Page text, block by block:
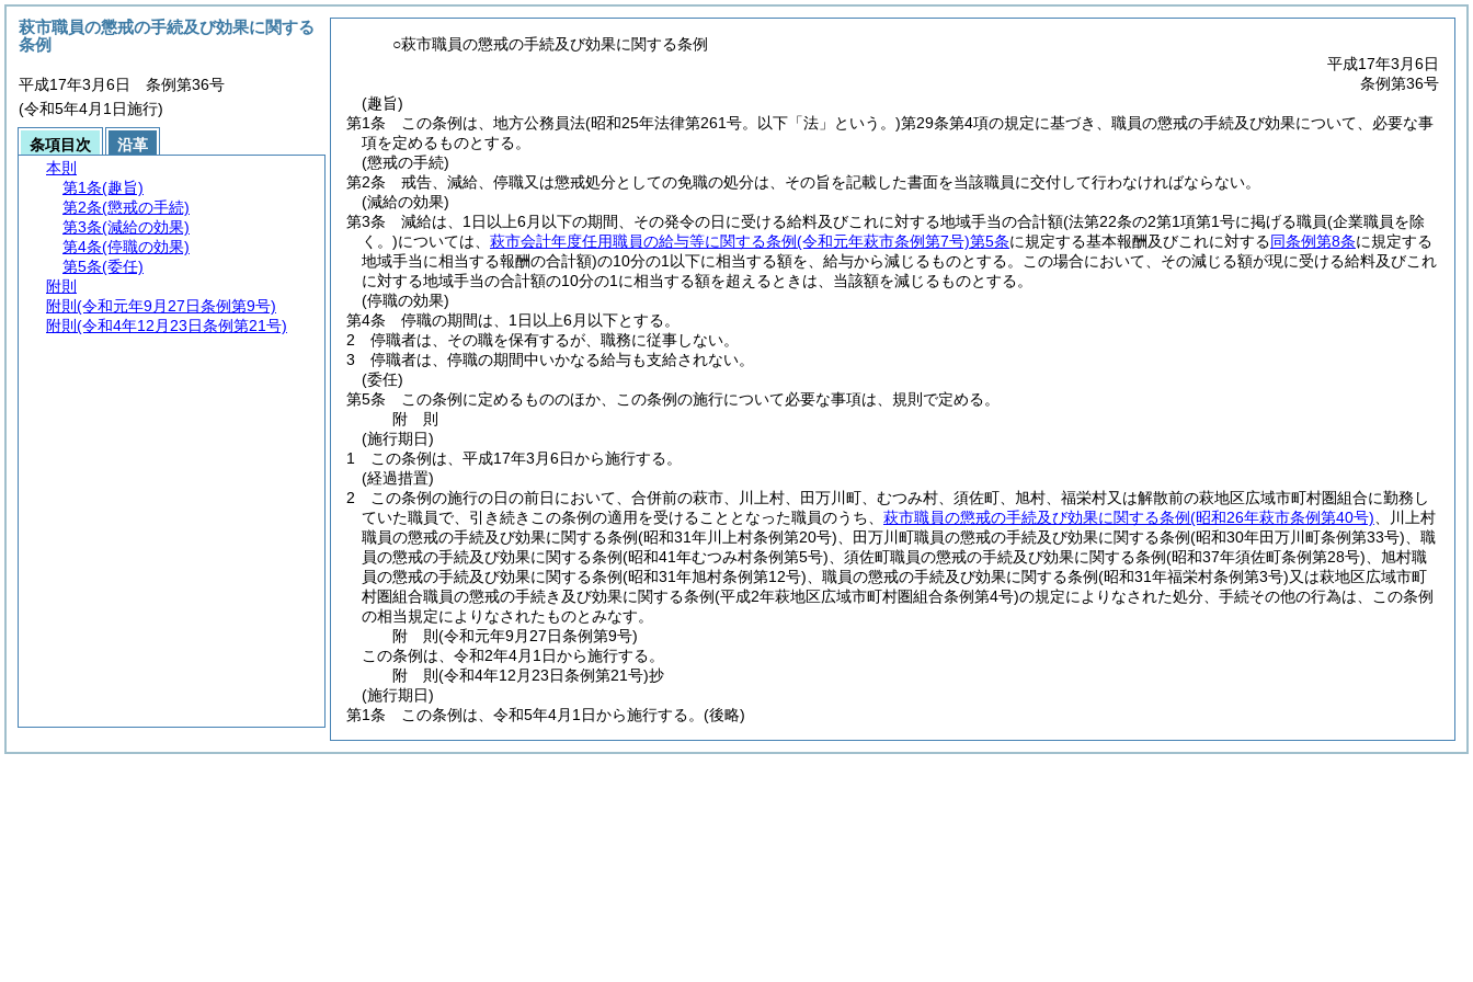
○萩市職員の懲戒の手続及び効果に関する条例
平成17年3月6日
条例第36号
(趣旨)
第1条
この条例は、地方公務員法(昭和25年法律第261号。以下「法」という。)第29条第4項の規定に基づき、職員の懲戒の手続及び効果について、必要な事
項を定めるものとする。
(懲戒の手続)
第2条
戒告、減給、停職又は懲戒処分としての免職の処分は、その旨を記載した書面を当該職員に交付して行わなければならない。
(減給の効果)
第3条
減給は、1日以上6月以下の期間、その発令の日に受ける給料及びこれに対する地域手当の合計額(法第22条の2第1項第1号に掲げる職員(企業職員を除
く。)については、 萩市会計年度任用職員の給与等に関する条例(令和元年萩市条例第7号)第5条に規定する基本報酬及びこれに対する同条例第8条に規定する
地域手当に相当する報酬の合計額)の10分の1以下に相当する額を、給与から減じるものとする。
この場合において、その減じる額が現に受ける給料及びこれ
に対する地域手当の合計額の10分の1に相当する額を超えるときは、当該額を減じるものとする。
(停職の効果)
第4条
停職の期間は、1日以上6月以下とする。
2
停職者は、その職を保有するが、職務に従事しない。
3
停職者は、停職の期間中いかなる給与も支給されない。
(委任)
第5条
この条例に定めるもののほか、この条例の施行について必要な事項は、規則で定める。
附 則
(施行期日)
1
この条例は、平成17年3月6日から施行する。
(経過措置)
2
この条例の施行の日の前日において、合併前の萩市、川上村、田万川町、むつみ村、須佐町、旭村、福栄村又は解散前の萩地区広域市町村圏組合に勤務し
ていた職員で、引き続きこの条例の適用を受けることとなった職員のうち、 萩市職員の懲戒の手続及び効果に関する条例(昭和26年萩市条例第40号) 、川上村
職員の懲戒の手続及び効果に関する条例(昭和31年川上村条例第20号) 、田万川町職員の懲戒の手続及び効果に関する条例(昭和30年田万川町条例第33号) 、職
員の懲戒の手続及び効果に関する条例(昭和41年むつみ村条例第5号) 、須佐町職員の懲戒の手続及び効果に関する条例(昭和37年須佐町条例第28号) 、旭村職
員の懲戒の手続及び効果に関する条例(昭和31年旭村条例第12号) 、職員の懲戒の手続及び効果に関する条例(昭和31年福栄村条例第3号)又は萩地区広域市町
村圏組合職員の懲戒の手続き及び効果に関する条例(平成2年萩地区広域市町村圏組合条例第4号)の規定によりなされた処分、手続その他の行為は、この条例
の相当規定によりなされたものとみなす。
附 則(令和元年9月27日条例第9号)
この条例は、令和2年4月1日から施行する。
附 則(令和4年12月23日条例第21号)抄
(施行期日)
第1条
この条例は、令和5年4月1日から施行する。 (後略)
萩市職員の懲戒の手続及び効果に関する
条例
平成17年3月6日 条例第36号
(令和5年4月1日施行)
条項目次
沿革
本則
第1条(趣旨)
第2条(懲戒の手続)
第3条(減給の効果)
第4条(停職の効果)
第5条(委任)
附則
附則 (令和元年9月27日条例第9号)
附則 (令和4年12月23日条例第21号)